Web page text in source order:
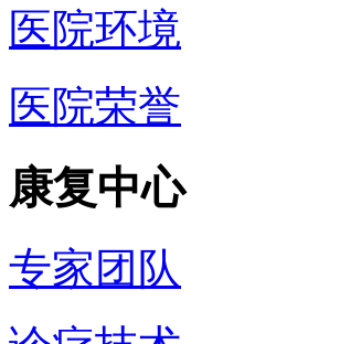
医院环境
医院荣誉
康复中心
专家团队